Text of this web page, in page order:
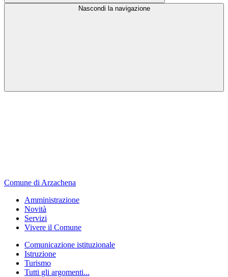
Nascondi la navigazione
Comune di Arzachena
Amministrazione
Novità
Servizi
Vivere il Comune
Comunicazione istituzionale
Istruzione
Turismo
Tutti gli argomenti...